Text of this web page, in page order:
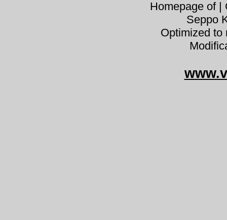
Homepage of |
Seppo
Optimized to